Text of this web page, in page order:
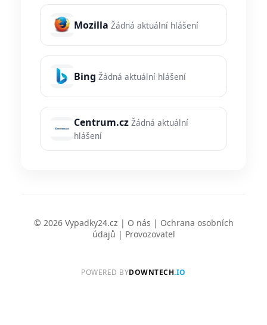
Mozilla Žádná aktuální hlášení
Bing Žádná aktuální hlášení
Centrum.cz Žádná aktuální
hlášení
© 2026 Vypadky24.cz | O nás | Ochrana osobních
údajů | Provozovatel
POWERED BYDOWNTECH.IO